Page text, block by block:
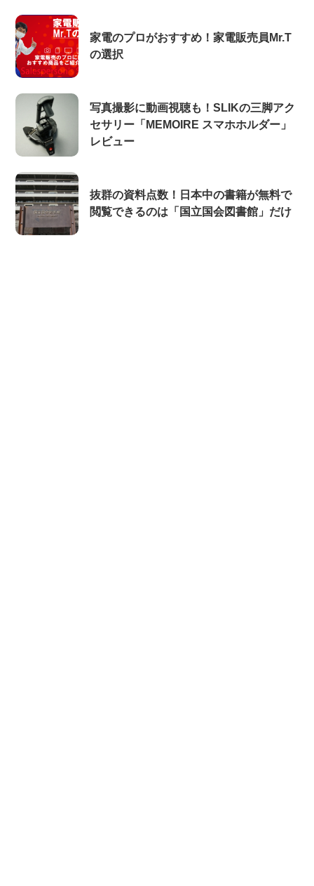
家電のプロがおすすめ！家電販売員Mr.T
の選択
写真撮影に動画視聴も！SLIKの三脚アク
セサリー「MEMOIRE スマホホルダー」
レビュー
抜群の資料点数！日本中の書籍が無料で
閲覧できるのは「国立国会図書館」だけ